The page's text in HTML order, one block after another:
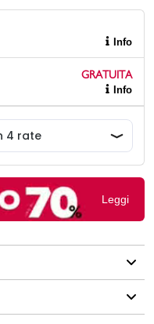
Info
GRATUITA
Info
Leggi
colore nero con manico
con zip, numerose